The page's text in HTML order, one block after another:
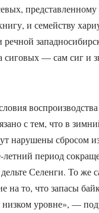
и семейству
сиговых — сам сиг и
с тем, что в
нарушены сбросом
период
Селенги. То же
то, что запасы
низком уровне», —